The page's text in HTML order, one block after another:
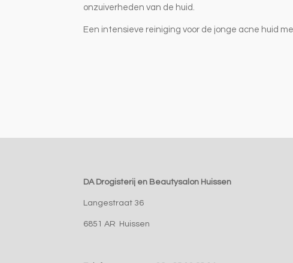
onzuiverheden van de huid.
Een intensieve reiniging voor de jonge acne huid
DA Drogisterij en Beautysalon Huissen
Langestraat 36
6851 AR Huissen